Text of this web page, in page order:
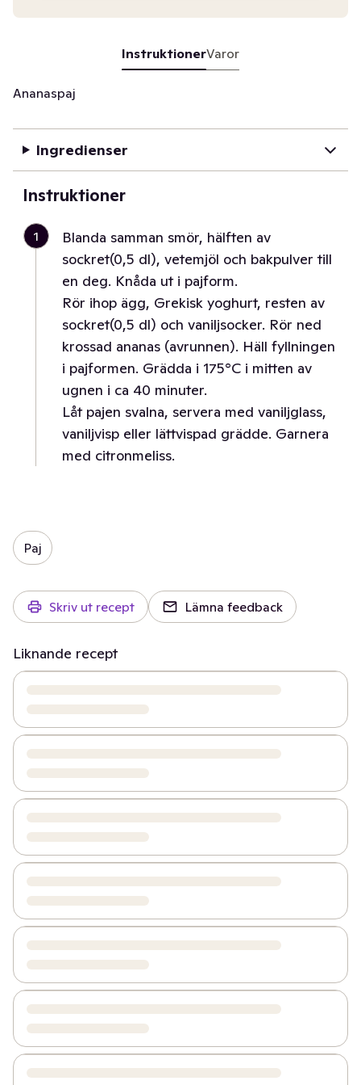
InstruktionerVaror
Ananaspaj
Ingredienser
Instruktioner
1
Blanda samman smör, hälften av
sockret(0,5 dl), vetemjöl och bakpulver till
en deg. Knåda ut i pajform.
Rör ihop ägg, Grekisk yoghurt, resten av
sockret(0,5 dl) och vaniljsocker. Rör ned
krossad ananas (avrunnen). Häll fyllningen
i pajformen. Grädda i 175°C i mitten av
ugnen i ca 40 minuter.
Låt pajen svalna, servera med vaniljglass,
vaniljvisp eller lättvispad grädde. Garnera
med citronmeliss.
Paj
Skriv ut recept Lämna feedback
Liknande recept